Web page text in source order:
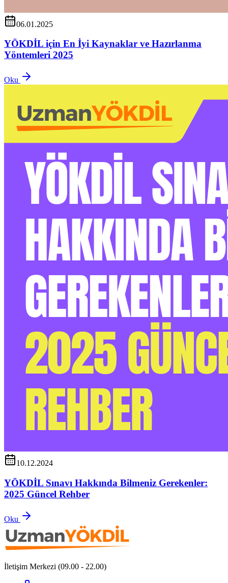
06.01.2025
YÖKDİL için En İyi Kaynaklar ve Hazırlanma
Yöntemleri 2025
Oku
10.12.2024
YÖKDİL Sınavı Hakkında Bilmeniz Gerekenler:
2025 Güncel Rehber
Oku
İletişim Merkezi (09.00 - 22.00)